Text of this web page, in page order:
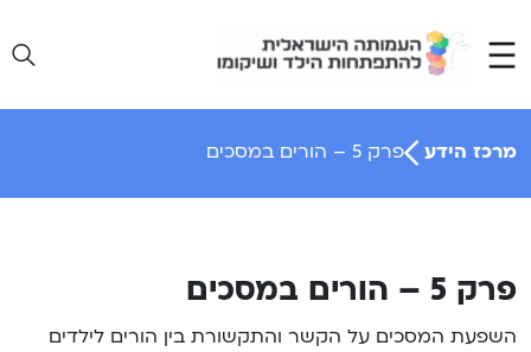
content
מרכז הידע פרק 5 – הורים במסכים
פרק 5 – הורים במסכים
השפעת המסכים על הקשר והתקשורת בין הורים לילדים